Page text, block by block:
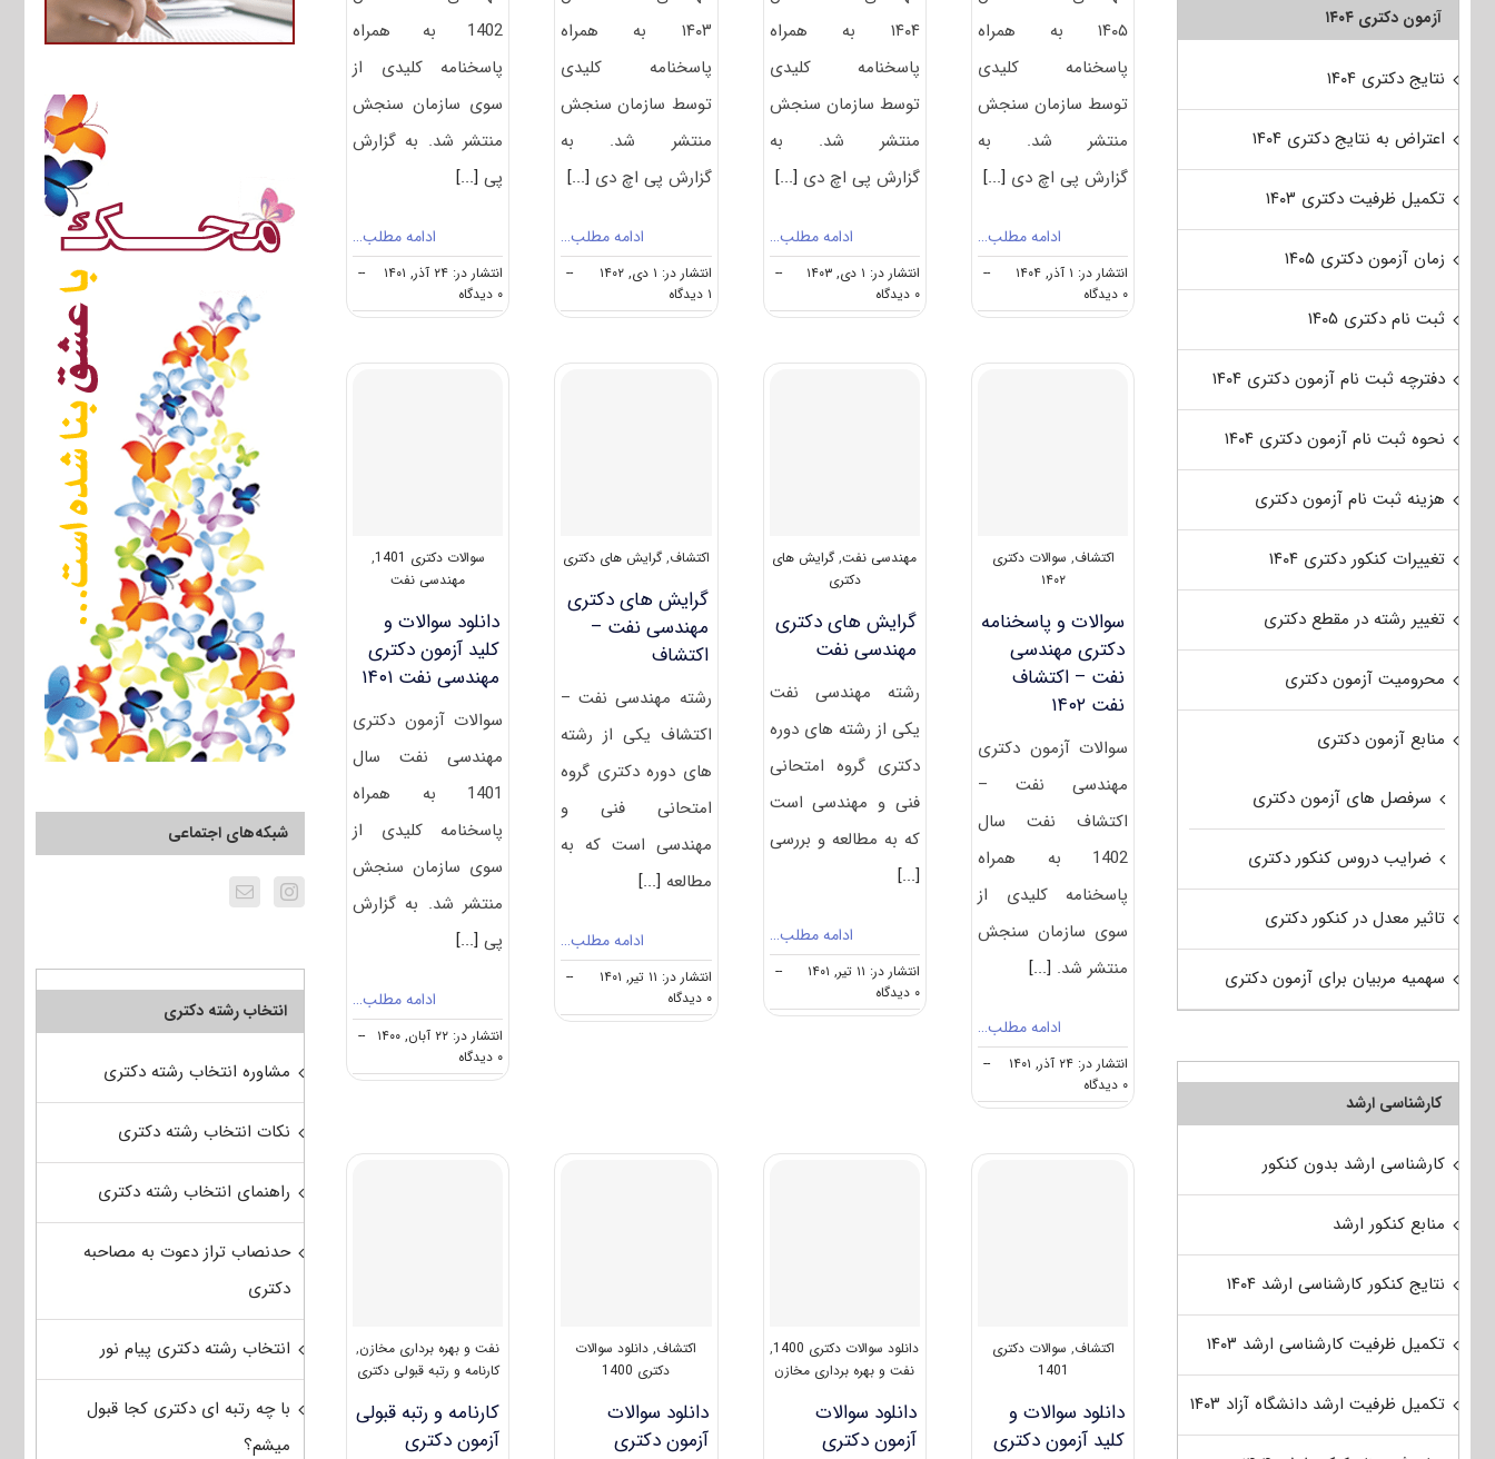
۱۴۰۵ به همراه
پاسخنامه کلیدی
توسط سازمان سنجش
منتشر شد. به
گزارش پی اچ دی [...]
ادامه مطلب…
انتشار در: ۱ آذر, ۱۴۰۴
--
۰ دیدگاه
on
سوالات
۱۴۰۴ به همراه
پاسخنامه کلیدی
توسط سازمان سنجش
منتشر شد. به
گزارش پی اچ دی [...]
ادامه مطلب…
انتشار در: ۱ دی, ۱۴۰۳
--
۰ دیدگاه
سوالات
۱۴۰۳ به همراه
پاسخنامه کلیدی
توسط سازمان سنجش
منتشر شد. به
گزارش پی اچ دی [...]
ادامه مطلب…
انتشار در: ۱ دی, ۱۴۰۲
--
۱ دیدگاه
سوالات
1402 به همراه
پاسخنامه کلیدی از
سوی سازمان سنجش
منتشر شد. به گزارش
پی[...]
ادامه مطلب…
انتشار در: ۲۴ آذر, ۱۴۰۱
--
۰ دیدگاه
on
سوالات
اکتشاف, سوالات دکتری
۱۴۰۲
سوالات و پاسخنامه
دکتری مهندسی
نفت – اکتشاف
نفت ۱۴۰۲
سوالات آزمون دکتری
مهندسی نفت –
اکتشاف نفت سال
1402 به همراه
پاسخنامه کلیدی از
سوی سازمان سنجش
منتشر شد. [...]
ادامه مطلب…
انتشار در: ۲۴ آذر, ۱۴۰۱
--
۰ دیدگاه
on
سوالات
مهندسی نفت, گرایش های
دکتری
گرایش های دکتری
مهندسی نفت
رشته مهندسی نفت
یکی از رشته های دوره
دکتری گروه امتحانی
فنی و مهندسی است
که به مطالعه و بررسی
[...]
ادامه مطلب…
انتشار در: ۱۱ تیر, ۱۴۰۱
--
۰ دیدگاه
گرایش
اکتشاف,گرایش های دکتری
گرایش های دکتری
ﻣﻬﻨﺪسی ﻧﻔﺖ –
اﻛﺘﺸﺎف
رشته ﻣﻬﻨﺪسی ﻧﻔﺖ –
اﻛﺘﺸﺎف یکی از رشته
های دوره دکتری گروه
امتحانی فنی و
مهندسی است که به
مطالعه [...]
ادامه مطلب…
انتشار در: ۱۱ تیر, ۱۴۰۱
--
۰ دیدگاه
گرایش
سوالات دکتری 1401
,
مهندسی نفت
دانلود سوالات و
کلید آزمون دکتری
مهندسی نفت ۱۴۰۱
سوالات آزمون دکتری
مهندسی نفت سال
1401 به همراه
پاسخنامه کلیدی از
سوی سازمان سنجش
منتشر شد. به گزارش
پی[...]
ادامه مطلب…
انتشار در: ۲۲ آبان, ۱۴۰۰
--
۰ دیدگاه
on
دانلود
آزمون
اکتشاف, سوالات دکتری
1401
دانلود سوالات و
کلید آزمون دکتری
دانلود سوالات دکتری 1400
,
نفت و بهره برداری مخازن
دانلود سوالات
آزمون دکتری
اکتشاف, دانلود سوالات
دکتری 1400
دانلود سوالات
آزمون دکتری
نفت و بهره برداری مخازن,
کارنامه و رتبه قبولی دکتری
کارنامه و رتبه قبولی
آزمون دکتری
شبکه‌های اجتماعی
انتخاب رشته دکتری
مشاوره انتخاب رشته دکتری
نکات انتخاب رشته دکتری
راهنمای انتخاب رشته دکتری
حدنصاب تراز دعوت به مصاحبه
دکتری
انتخاب رشته دکتری پیام نور
با چه رتبه ای دکتری کجا قبول
میشم؟
آزمون دکتری ۱۴۰۴
نتایج دکتری ۱۴۰۴
اعتراض به نتایج دکتری ۱۴۰۴
تکمیل ظرفیت دکتری ۱۴۰۳
زمان آزمون دکتری ۱۴۰۵
ثبت نام دکتری ۱۴۰۵
دفترچه ثبت نام آزمون دکتری ۱۴۰۴
نحوه ثبت نام آزمون دکتری ۱۴۰۴
هزینه ثبت نام آزمون دکتری
تغییرات کنکور دکتری ۱۴۰۴
تغییر رشته در مقطع دکتری
محرومیت آزمون دکتری
منابع آزمون دکتری
سرفصل های آزمون دکتری
ضرایب دروس کنکور دکتری
تاثیر معدل در کنکور دکتری
سهمیه مربیان برای آزمون دکتری
کارشناسی ارشد
کارشناسی ارشد بدون کنکور
منابع کنکور ارشد
نتایج کنکور کارشناسی ارشد ۱۴۰۴
تکمیل ظرفیت کارشناسی ارشد ۱۴۰۳
تکمیل ظرفیت ارشد دانشگاه آزاد ۱۴۰۳